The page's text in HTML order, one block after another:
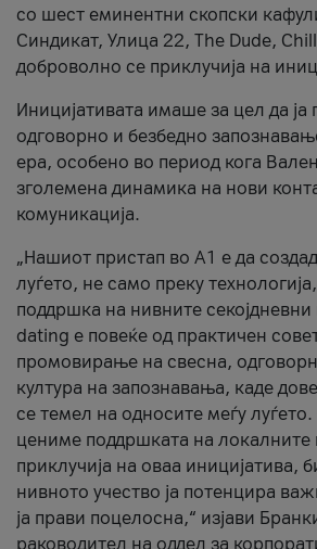
со шест еминентни скопски
Синдикат, Улица 22, The Dude,
доброволно се приклучија на
Иницијативата имаше за цел да ја
одговорно и безбедно
ера, особено во период кога
зголемена динамика на нови
комуникација.
„Нашиот пристап во А1 е да
луѓето, не само преку
поддршка на нивните
dating е повеќе од практичен
промовирање на свесна,
култура на запознавања, каде
се темел на односите меѓу луѓето.
цениме поддршката на локалните
приклучија на оваа иницијатива,
нивното учество ја потенцира
ја прави поцелосна,“ изјави
раководител на оддел за